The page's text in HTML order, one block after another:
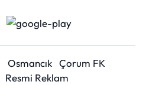
Osmancık Çorum FK
Resmi Reklam